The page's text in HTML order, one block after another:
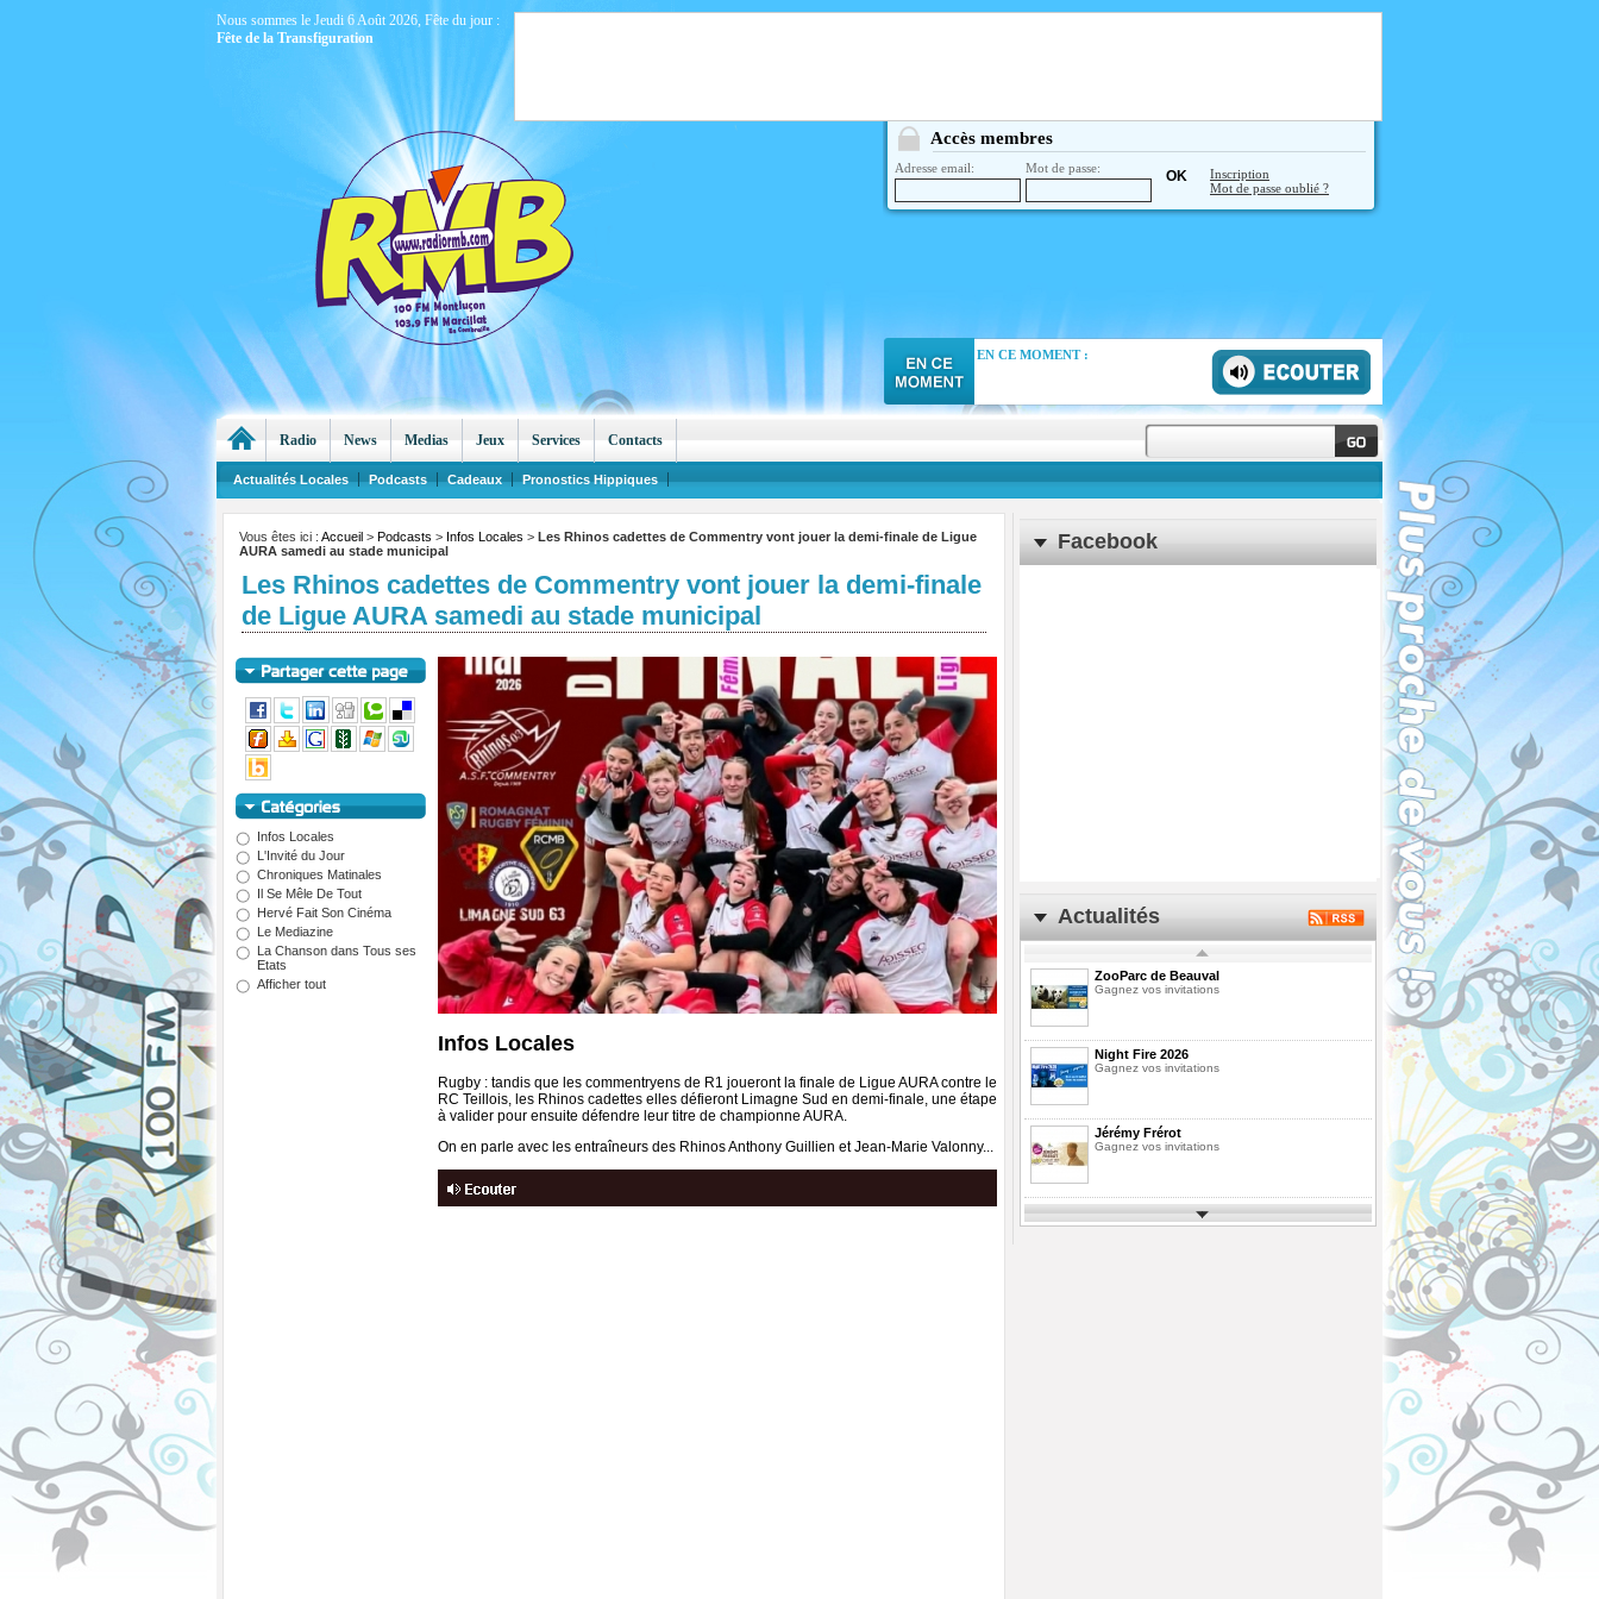
Vous êtes ici : Accueil > Podcasts > Infos Locales > Les Rhinos cadettes de Commentry vont jouer la demi-finale de Ligue
AURA samedi au stade municipal
Les Rhinos cadettes de Commentry vont jouer la demi-finale
de Ligue AURA samedi au stade municipal
Infos Locales
Rugby : tandis que les commentryens de R1 joueront la finale de Ligue AURA contre le
RC Teillois, les Rhinos cadettes elles défieront Limagne Sud en demi-finale, une étape
à valider pour ensuite défendre leur titre de championne AURA.
On en parle avec les entraîneurs des Rhinos Anthony Guillien et Jean-Marie Valonny...
Infos Locales
L'Invité du Jour
Chroniques Matinales
Il Se Mêle De Tout
Hervé Fait Son Cinéma
Le Mediazine
La Chanson dans Tous ses
Etats
Afficher tout
Facebook
Actualités
ZooParc de Beauval
Gagnez vos invitations
Night Fire 2026
Gagnez vos invitations
Jérémy Frérot
Gagnez vos invitations
Parcs d'Attractions et de Loisirs 2026
EN CE MOMENT :
Accès membres
Adresse email: Mot de passe:
Inscription
Mot de passe oublié ?
Radio News Medias Jeux Services Contacts
Actualités Locales Podcasts Cadeaux Pronostics Hippiques
Nous sommes le Jeudi 6 Août 2026, Fête du jour :
Fête de la Transfiguration